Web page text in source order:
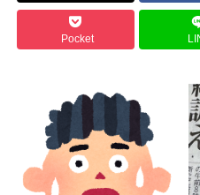
海外「日本人はなんて気高いん
海外「子宮頸部には神経がない
【愛知・長久手市】ジブリパー
ちいかわのモモンガ、逝く模様
4時だから窓から4回安倍晋三連呼
【画像】今期の覇権アニメが『
トランプの支持率低迷中の共和
Pocket